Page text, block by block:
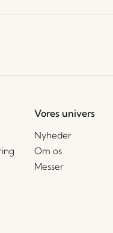
Vores univers
Nyheder
Om os
Messer